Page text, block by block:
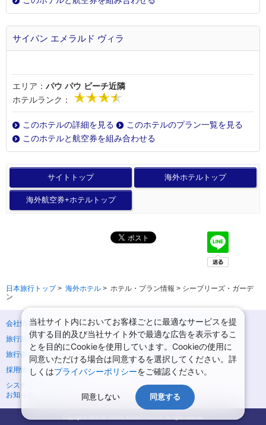
サイパン エメラルド ヴィラ
エリア： パウ パウ ビーチ近隣
ホテルランク：
このホテルの詳細を見る
このホテルのプラン一覧を見る
このホテルと航空券を組み合わせる
サイトトップ 海外ホテルトップ
海外航空券+ホテルトップ
日本旅行トップ> 海外ホテル > ホテル・プラン情報 > シーブリーズ・ガーデ
ン
会社情報
プライバシーポリシー
旅行業登録票・約款
規約集
旅行条件書
ニュースリリース
採用情報
サイトマップ
システムメンテナンスの
お知らせ
当社サイト内においてお客様ごとに最適なサービスを提
供する目的及び当社サイト外で最適な広告を表示するこ
とを目的にCookieを使用しています。Cookieの使用に
同意いただける場合は同意するを選択してください。詳
しくはプライバシーポリシーをご確認ください。
同意しない 同意する